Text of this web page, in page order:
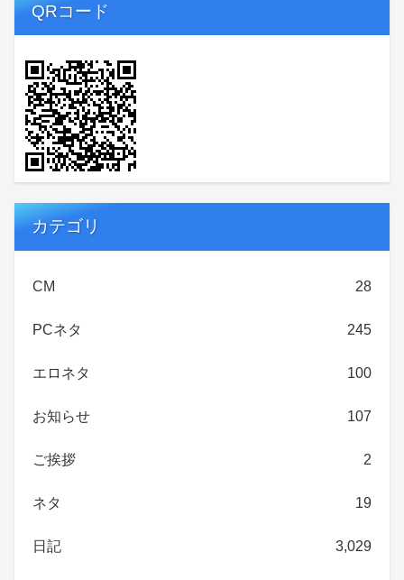
QRコード
カテゴリ
CM 28
PCネタ 245
エロネタ 100
お知らせ 107
ご挨拶 2
ネタ 19
日記 3,029